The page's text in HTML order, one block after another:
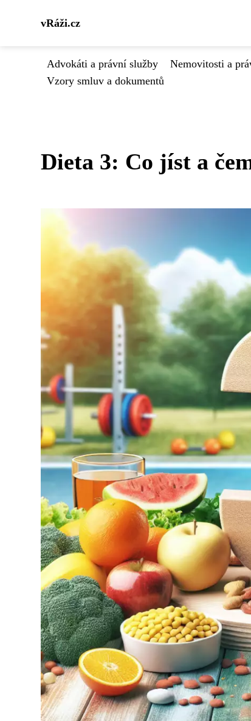
vRáži.cz
Advokáti a právní služby Nemovitosti a
Vzory smluv a dokumentů
Dieta 3: Co jíst a